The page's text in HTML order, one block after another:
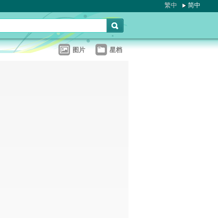
繁中 简中
图片 星档